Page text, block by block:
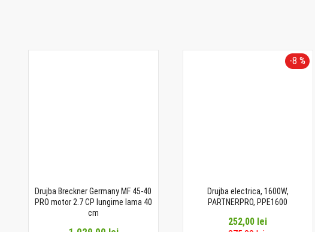
Drujba Breckner Germany MF 45-40
PRO motor 2.7 CP lungime lama 40
cm
-8 %
Drujba electrica, 1600W,
PARTNERPRO, PPE1600
252,00 lei